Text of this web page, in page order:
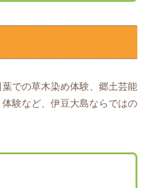
での草木染め体験、郷土芸能
験など、伊豆大島ならではの